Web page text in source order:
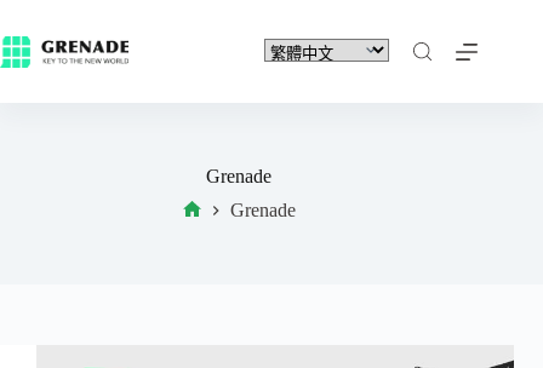
Grenade
Grenade